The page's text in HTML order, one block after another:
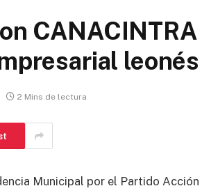
CANACINTRA
leonés
2 Mins de lectura
Municipal por el Partido